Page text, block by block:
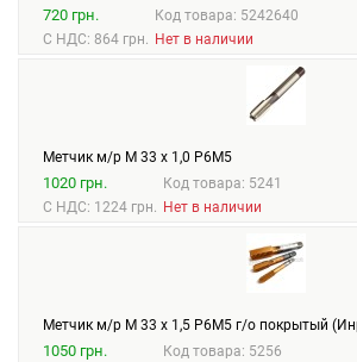
720 грн.
С НДС: 864 грн.
Код товара: 5242640
Нет в наличии
Метчик м/р М 33 х 1,0 Р6М5
1020 грн.
С НДС: 1224 грн.
Код товара: 5241
Нет в наличии
Метчик м/р М 33 х 1,5 Р6М5 г/о покрытый
1050 грн.
Код товара: 5256